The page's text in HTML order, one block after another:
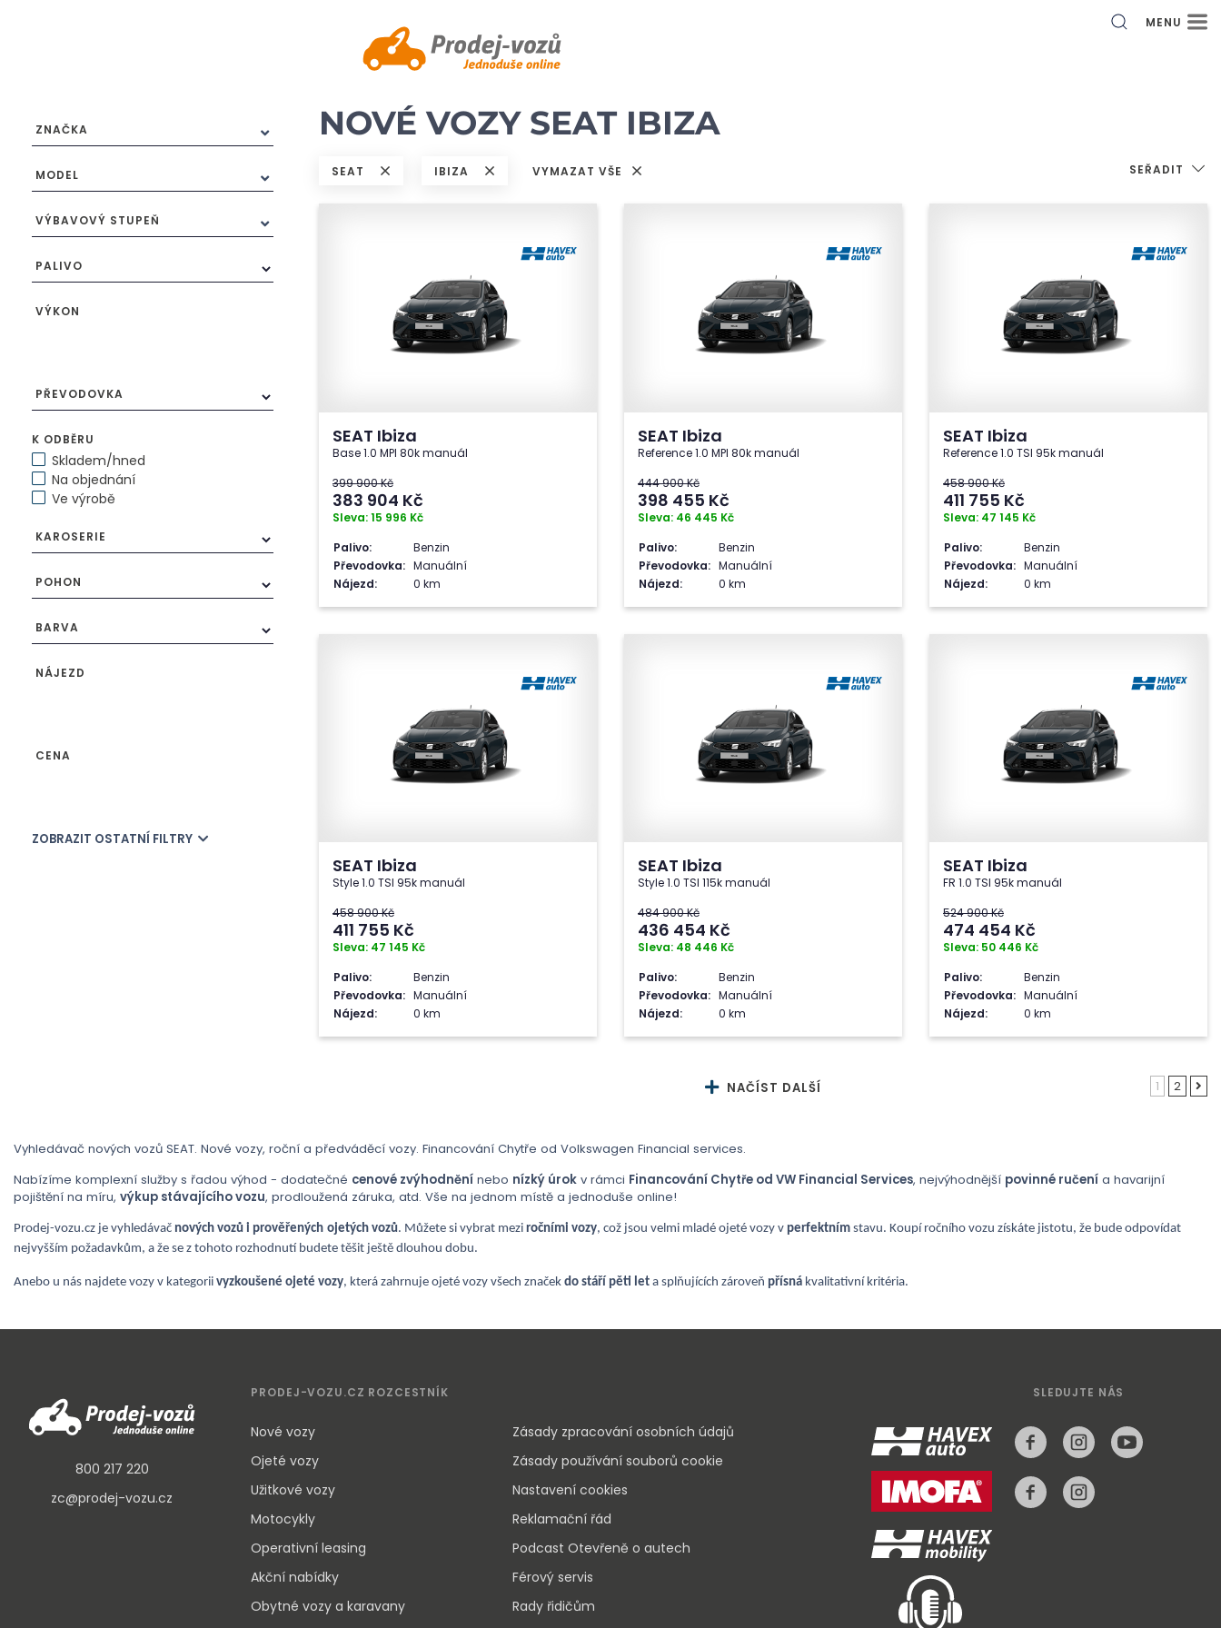
MENU
ZNAČKA
MODEL
VÝBAVOVÝ STUPEŇ
PALIVO
VÝKON
PŘEVODOVKA
K ODBĚRU
Skladem/hned
Na objednání
Ve výrobě
KAROSERIE
POHON
BARVA
NÁJEZD
CENA
ZOBRAZIT OSTATNÍ FILTRY
NOVÉ VOZY SEAT IBIZA
SEAT IBIZA VYMAZAT VŠE SEŘADIT
SEAT Ibiza
Base 1.0 MPI 80k manuál
399 900 Kč
383 904 Kč
Sleva: 15 996 Kč
Palivo:
Benzin
Převodovka: Manuální
Nájezd:
0 km
SEAT Ibiza
Reference 1.0 MPI 80k manuál
444 900 Kč
398 455 Kč
Sleva: 46 445 Kč
Palivo:
Benzin
Převodovka: Manuální
Nájezd:
0 km
SEAT Ibiza
Reference 1.0 TSI 95k manuál
458 900 Kč
411 755 Kč
Sleva: 47 145 Kč
Palivo:
Benzin
Převodovka: Manuální
Nájezd:
0 km
SEAT Ibiza
Style 1.0 TSI 95k manuál
458 900 Kč
411 755 Kč
Sleva: 47 145 Kč
Palivo:
Benzin
Převodovka: Manuální
Nájezd:
0 km
SEAT Ibiza
Style 1.0 TSI 115k manuál
484 900 Kč
436 454 Kč
Sleva: 48 446 Kč
Palivo:
Benzin
Převodovka: Manuální
Nájezd:
0 km
SEAT Ibiza
FR 1.0 TSI 95k manuál
524 900 Kč
474 454 Kč
Sleva: 50 446 Kč
Palivo:
Benzin
Převodovka: Manuální
Nájezd:
0 km
NAČÍST DALŠÍ 1 2
Vyhledávač nových vozů SEAT. Nové vozy, roční a předváděcí vozy. Financování Chytře od Volkswagen Financial services.
Nabízíme komplexní služby s řadou výhod - dodatečné cenové zvýhodnění nebo nízký úrok v rámci Financování Chytře od VW Financial Services, nejvýhodnější povinné ručení a havarijní
pojištění na míru, výkup stávajícího vozu, prodloužená záruka, atd. Vše na jednom místě a jednoduše online!
Prodej-vozu.cz je vyhledávač nových vozů i prověřených ojetých vozů. Můžete si vybrat mezi ročními vozy, což jsou velmi mladé ojeté vozy v perfektním stavu. Koupí ročního vozu získáte jistotu, že bude odpovídat
nejvyšším požadavkům, a že se z tohoto rozhodnutí budete těšit ještě dlouhou dobu.
Anebo u nás najdete vozy v kategorii vyzkoušené ojeté vozy, která zahrnuje ojeté vozy všech značek do stáří pěti let a splňujících zároveň přísná kvalitativní kritéria.
800 217 220
zc@prodej-vozu.cz
PRODEJ-VOZU.CZ ROZCESTNÍK
Nové vozy
Ojeté vozy
Užitkové vozy
Motocykly
Operativní leasing
Akční nabídky
Obytné vozy a karavany
Zásady zpracování osobních údajů
Zásady používání souborů cookie
Nastavení cookies
Reklamační řád
Podcast Otevřeně o autech
Férový servis
Rady řidičům
SLEDUJTE NÁS